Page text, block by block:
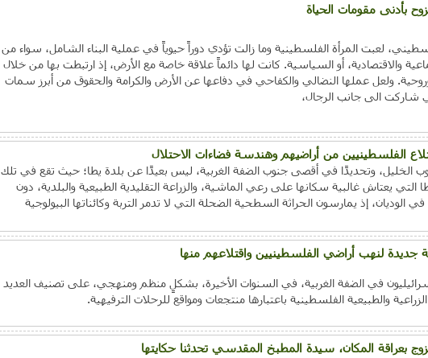
بأدنى مقومات الحياة
لعبت المرأة الفلسطينية وما زالت تؤدي دوراً حيوياً في عملية البناء الشامل، سواء من
والاقتصادية، أو السياسية. كانت لها دائماً علاقة خاصة مع الأرض، إذ ارتبطت بها من خلال
ولعل عملها النضالي والكفاحي في دفاعها عن الأرض والكرامة والحقوق من أبرز سمات
شاركت الى جانب الرجال،
الفلسطينيين من أراضيهم وهندسة فضاءات الاحتلال
الخليل، وتحديدًا في أقصى جنوب الضفة الغربية، ليس بعيدًا عن بلدة يطا؛ حيث تقع في تلك
التي يعتاش غالبية سكانها على رعي الماشية، والزراعة التقليدية الطبيعية والبلدية، دون
إذ يمارسون الحراثة السطحية الضحلة التي لا تدمر التربة وكائناتها البيولوجية
جديدة لنهب أراضي الفلسطينيين واقتلاعهم منها
في الضفة الغربية، في السنوات الأخيرة، بشكلٍ منظم ومنهجي، على تصنيف العديد
والطبيعية الفلسطينية باعتبارها منتجعات ومواقع للرحلات الترفيهية.
بعراقة المكان، سيدة المطبخ المقدسي تحدثنا حكايتها